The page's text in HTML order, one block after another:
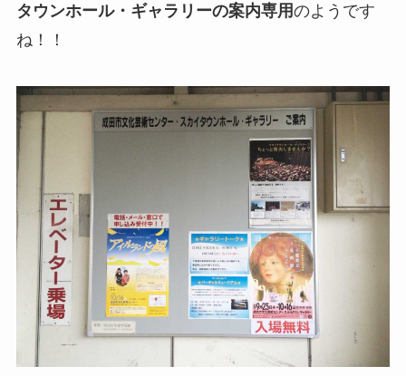
タウンホール・ギャラリーの案内専用のようです
ね！！